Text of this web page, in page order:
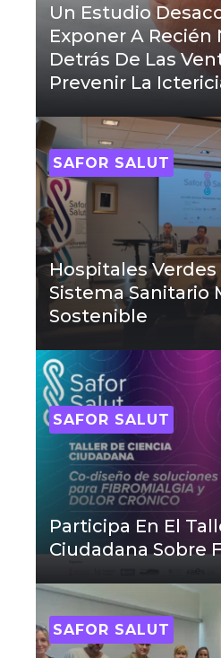
Un Estudio
Exponer A Recién
Detrás De Las
Prevenir La
SAFOR SALUT
Hospitales Verdes
Sistema Sanitario
Sostenible
SAFOR SALUT
Participa En El
Ciudadana Sobre
SAFOR SALUT